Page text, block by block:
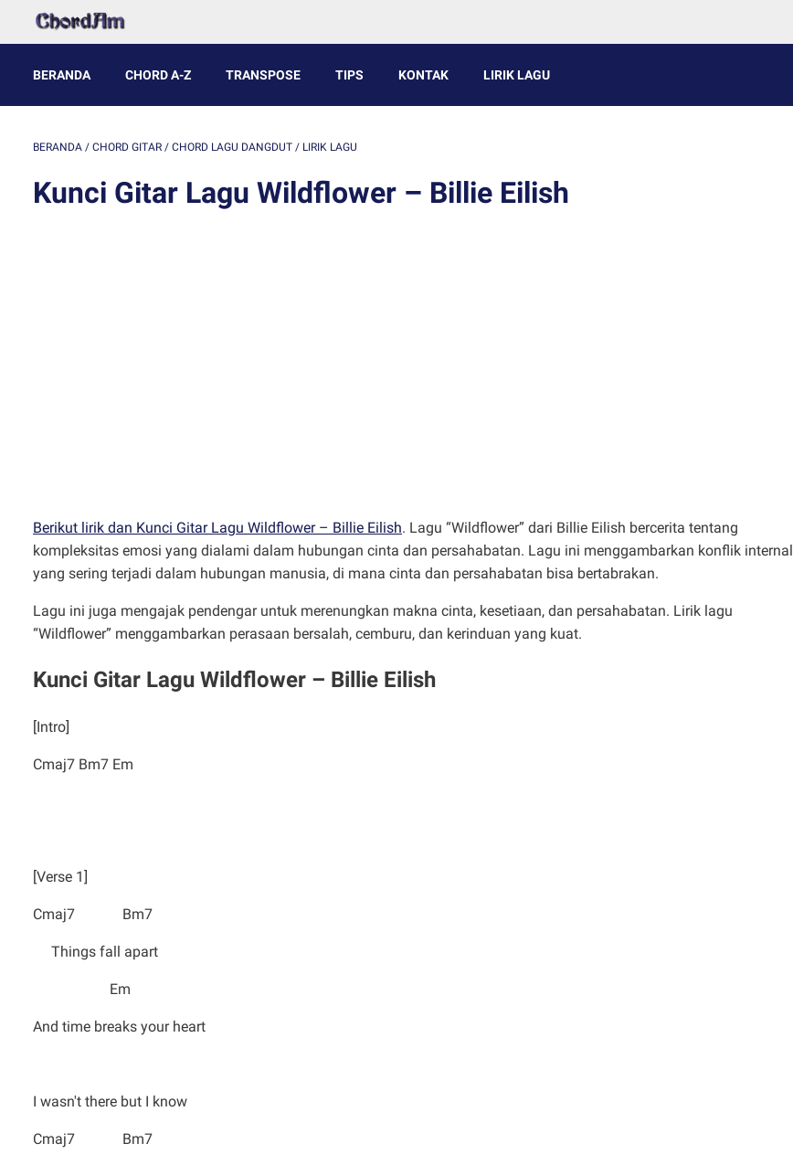
BERANDA CHORD A-Z TRANSPOSE TIPS KONTAK LIRIK LAGU
BERANDA / CHORD GITAR / CHORD LAGU DANGDUT / LIRIK LAGU
Kunci Gitar Lagu Wildflower – Billie Eilish
Berikut lirik dan Kunci Gitar Lagu Wildflower – Billie Eilish. Lagu “Wildflower” dari Billie Eilish bercerita tentang
kompleksitas emosi yang dialami dalam hubungan cinta dan persahabatan. Lagu ini menggambarkan konflik internal
yang sering terjadi dalam hubungan manusia, di mana cinta dan persahabatan bisa bertabrakan.
Lagu ini juga mengajak pendengar untuk merenungkan makna cinta, kesetiaan, dan persahabatan. Lirik lagu
“Wildflower” menggambarkan perasaan bersalah, cemburu, dan kerinduan yang kuat.
Kunci Gitar Lagu Wildflower – Billie Eilish
[Intro]
Cmaj7 Bm7 Em
[Verse 1]
Cmaj7 Bm7
Things fall apart
Em
And time breaks your heart
I wasn't there but I know
Cmaj7 Bm7